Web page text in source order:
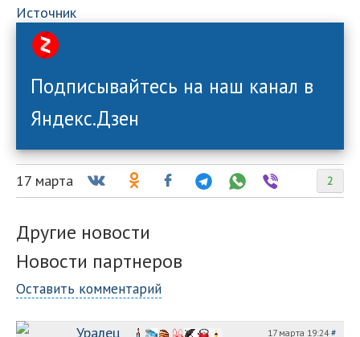
Источник
Подписывайтесь на наш канал в
Яндекс.Дзен
2
17 марта
Другие новости
Новости партнеров
Оставить комментарий
Уралец 17 марта 19:24#